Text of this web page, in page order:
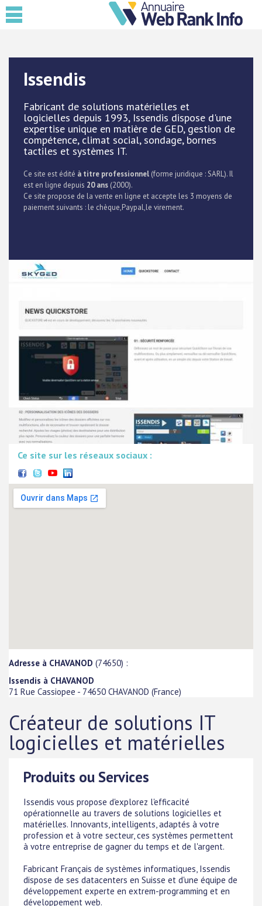
Issendis
Fabricant de solutions matérielles et
logicielles depuis 1993, Issendis dispose d'une
expertise unique en matière de GED, gestion de
compétence, climat social, sondage, bornes
tactiles et systèmes IT.
Ce site est édité à titre professionnel (forme juridique : SARL). Il
est en ligne depuis 20 ans (2000).
Ce site propose de la vente en ligne et accepte les 3 moyens de
paiement suivants : le chèque,Paypal,le virement.
Ce site sur les réseaux sociaux :
Adresse à CHAVANOD (74650) :
Issendis à CHAVANOD
71 Rue Cassiopee - 74650 CHAVANOD (France)
Créateur de solutions IT
logicielles et matérielles
Produits ou Services
Issendis vous propose d'explorez l'efficacité
opérationnelle au travers de solutions logicielles et
matérielles. Innovants, intelligents, adaptés à votre
profession et à votre secteur, ces systèmes permettent
à votre entreprise de gagner du temps et de l'argent.
Fabricant Français de systèmes informatiques, Issendis
dispose de ses datacenters en Suisse et d'une équipe de
développement experte en extrem-programming et en
développement web.